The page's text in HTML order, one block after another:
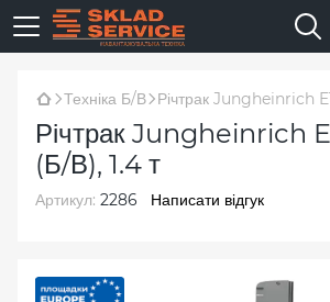
Техніка Б/В Річтрак Jungheinrich
Річтрак Jungheinrich
(Б/В), 1.4 т
Артикул: 2286 Написати відгук